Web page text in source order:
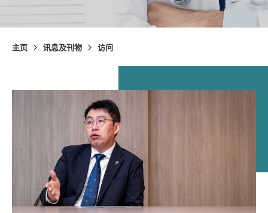
主页 讯息及刊物 访问